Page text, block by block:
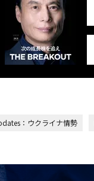
：ウクライナ情勢